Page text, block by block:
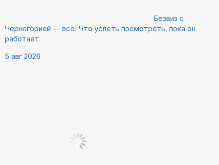
Безвиз с
Черногорией — всё! Что успеть посмотреть, пока он
работает
5 авг 2026